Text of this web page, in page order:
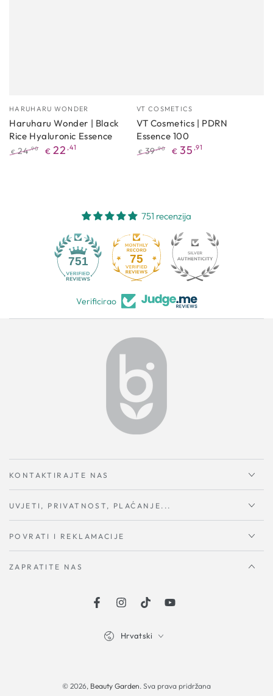
Proizvođać
HARUHARU WONDER
Haruharu Wonder | Black
Rice Hyaluronic Essence
€ 24,90 € 22 ,41
Proizvođać
VT COSMETICS
VT Cosmetics | PDRN
Essence 100
€ 39,90 € 35 ,91
751 recenzija
751 75
Verificirao
KONTAKTIRAJTE NAS
UVJETI, PRIVATNOST, PLAĆANJE...
POVRATI I REKLAMACIJE
ZAPRATITE NAS
FacebookInstagramTikTokYouTube
© 2026, Beauty Garden. Sva prava pridržana
Hrvatski